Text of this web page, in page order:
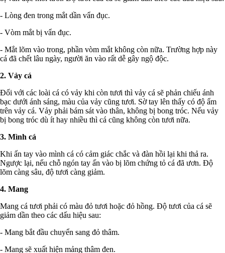
- Lòng đen trong mắt dần vẩn đục.
- Vòm mắt bị vẩn đục.
- Mắt lõm vào trong, phần vòm mắt không còn nữa. Trường hợp này
cá đã chết lâu ngày, người ăn vào rất dễ gây ngộ độc.
2. Vảy cá
Đối với các loài cá có vảy khi còn tươi thì vảy cá sẽ phản chiếu ánh
bạc dưới ánh sáng, màu của vảy cũng tươi. Sờ tay lên thấy có độ ẩm
trên vảy cá. Vảy phải bám sát vào thân, không bị bong tróc. Nếu vảy
bị bong tróc dù ít hay nhiều thì cá cũng không còn tươi nữa.
3. Mình cá
Khi ấn tay vào mình cá có cảm giác chắc và đàn hồi lại khi thả ra.
Ngược lại, nếu chỗ ngón tay ấn vào bị lõm chứng tỏ cá đã ươn. Độ
lõm càng sâu, độ tươi càng giảm.
4. Mang
Mang cá tươi phải có màu đỏ tươi hoặc đỏ hồng. Độ tươi của cá sẽ
giảm dần theo các dấu hiệu sau:
- Mang bắt đầu chuyển sang đỏ thâm.
- Mang sẽ xuất hiện mảng thâm đen.